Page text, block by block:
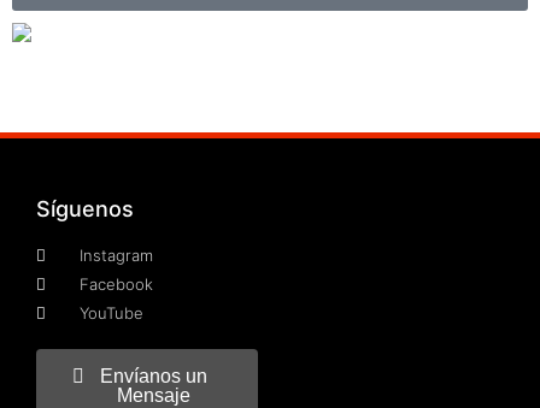
Síguenos
Instagram
Facebook
YouTube
Envíanos un
Mensaje